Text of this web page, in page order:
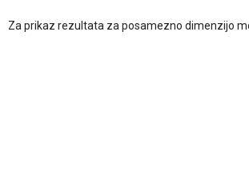
Za prikaz rezultata za posamezno dimenzijo